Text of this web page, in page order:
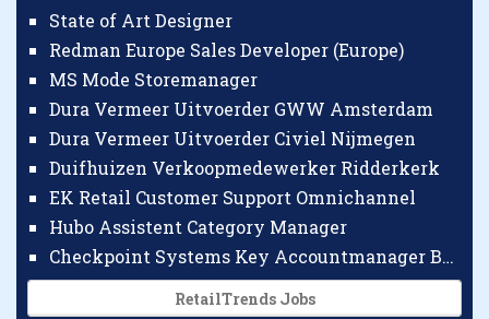
State of Art Designer
Redman Europe Sales Developer (Europe)
MS Mode Storemanager
Dura Vermeer Uitvoerder GWW Amsterdam
Dura Vermeer Uitvoerder Civiel Nijmegen
Duifhuizen Verkoopmedewerker Ridderkerk
EK Retail Customer Support Omnichannel
Hubo Assistent Category Manager
Checkpoint Systems Key Accountmanager Benelux
RetailTrends Jobs